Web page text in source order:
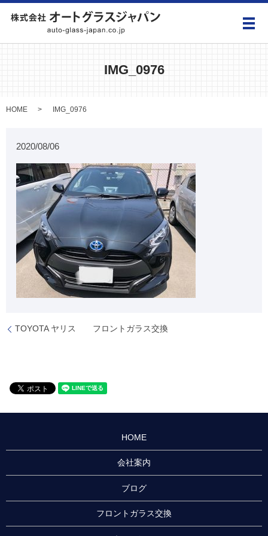
メ
IMG_0976
HOME IMG_0976
2020/08/06
TOYOTA ヤリス フロントガラス交換
HOME
会社案内
ブログ
フロントガラス交換